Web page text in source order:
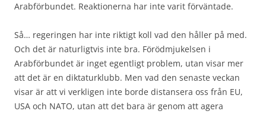
Arabförbundet. Reaktionerna har inte varit förväntade.
Så… regeringen har inte riktigt koll vad den håller på med.
Och det är naturligtvis inte bra. Förödmjukelsen i
Arabförbundet är inget egentligt problem, utan visar mer
att det är en diktaturklubb. Men vad den senaste veckan
visar är att vi verkligen inte borde distansera oss från EU,
USA och NATO, utan att det bara är genom att agera